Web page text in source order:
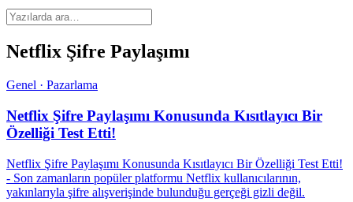
Netflix Şifre Paylaşımı
Genel · Pazarlama
Netflix Şifre Paylaşımı Konusunda Kısıtlayıcı Bir
Özelliği Test Etti!
Netflix Şifre Paylaşımı Konusunda Kısıtlayıcı Bir Özelliği Test Etti!
- Son zamanların popüler platformu Netflix kullanıcılarının,
yakınlarıyla şifre alışverişinde bulunduğu gerçeği gizli değil.